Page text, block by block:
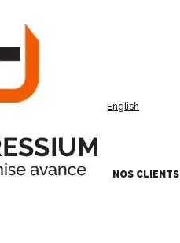
English
NOS CLIENTS